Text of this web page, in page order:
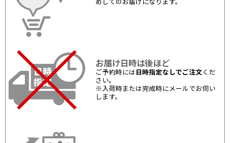
めしてのお届けになります。
お届け日時は後ほど
ご予約時には 日時指定なしでご注文 くだ
さい。
※入荷時または完成時にメールでお伺い
します。